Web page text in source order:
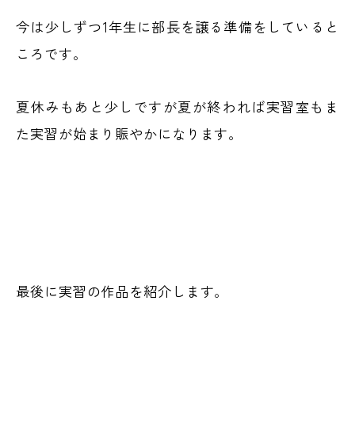
今は少しずつ1年生に部長を譲る準備をしていると
ころです。
夏休みもあと少しですが夏が終われば実習室もま
た実習が始まり賑やかになります。
最後に実習の作品を紹介します。